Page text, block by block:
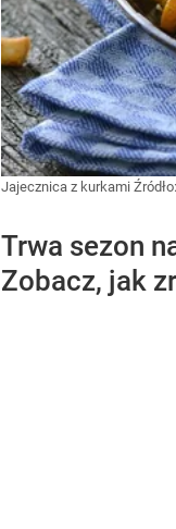
Jajecznica z kurkami Źródło:
Trwa sezon
Zobacz, jak